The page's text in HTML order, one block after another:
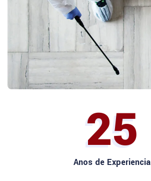
25
Anos de Experiencia